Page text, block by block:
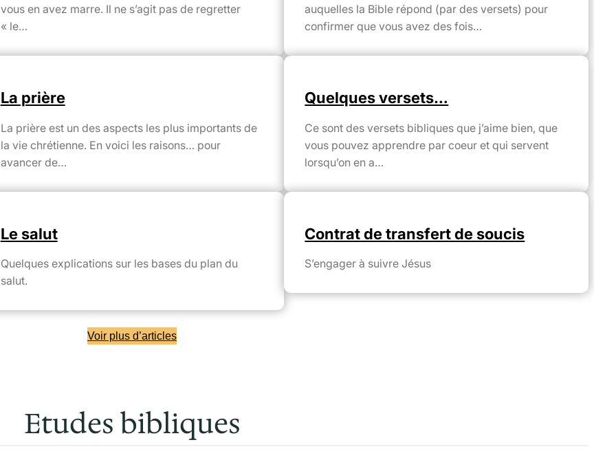
vous en avez marre. Il ne s’agit pas de regretter
« le…
auquelles la Bible répond (par des versets) pour
confirmer que vous avez des fois…
La prière
La prière est un des aspects les plus importants de
la vie chrétienne. En voici les raisons… pour
avancer de…
Quelques versets…
Ce sont des versets bibliques que j’aime bien, que
vous pouvez apprendre par coeur et qui servent
lorsqu’on en a…
Le salut
Quelques explications sur les bases du plan du
salut.
Contrat de transfert de soucis
S’engager à suivre Jésus
Voir plus d’articles
Etudes bibliques